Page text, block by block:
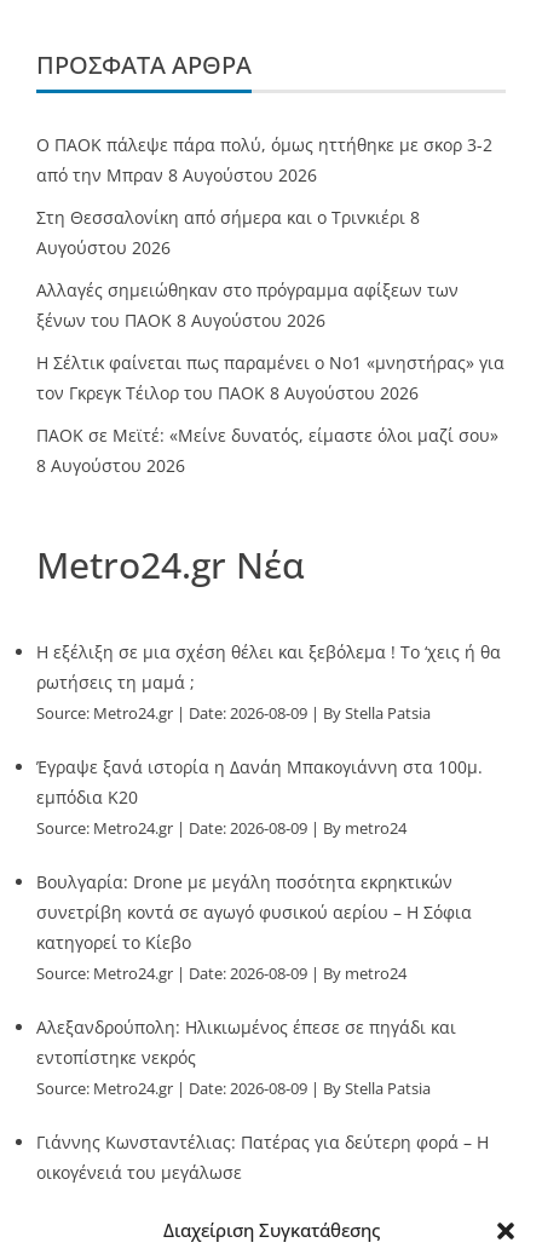
Διαχείριση Συγκατάθεσης
ΠΡΌΣΦΑΤΑ ΆΡΘΡΑ
Ο ΠΑΟΚ πάλεψε πάρα πολύ, όμως ηττήθηκε με σκορ 3-2
από την Μπραν 8 Αυγούστου 2026
Στη Θεσσαλονίκη από σήμερα και ο Τρινκιέρι 8
Αυγούστου 2026
Αλλαγές σημειώθηκαν στο πρόγραμμα αφίξεων των
ξένων του ΠΑΟΚ 8 Αυγούστου 2026
Η Σέλτικ φαίνεται πως παραμένει ο Νο1 «μνηστήρας» για
τον Γκρεγκ Τέιλορ του ΠΑΟΚ 8 Αυγούστου 2026
ΠΑΟΚ σε Μεϊτέ: «Μείνε δυνατός, είμαστε όλοι μαζί σου»
8 Αυγούστου 2026
Metro24.gr Νέα
Η εξέλιξη σε μια σχέση θέλει και ξεβόλεμα ! Το ‘χεις ή θα
ρωτήσεις τη μαμά ;
Source: Metro24.gr Date: 2026-08-09 By Stella Patsia
Έγραψε ξανά ιστορία η Δανάη Μπακογιάννη στα 100μ.
εμπόδια Κ20
Source: Metro24.gr Date: 2026-08-09 By metro24
Βουλγαρία: Drone με μεγάλη ποσότητα εκρηκτικών
συνετρίβη κοντά σε αγωγό φυσικού αερίου – Η Σόφια
κατηγορεί το Κίεβο
Source: Metro24.gr Date: 2026-08-09 By metro24
Αλεξανδρούπολη: Ηλικιωμένος έπεσε σε πηγάδι και
εντοπίστηκε νεκρός
Source: Metro24.gr Date: 2026-08-09 By Stella Patsia
Γιάννης Κωνσταντέλιας: Πατέρας για δεύτερη φορά – Η
οικογένειά του μεγάλωσε